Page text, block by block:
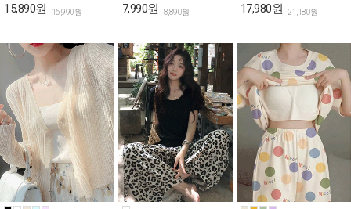
15,890원 16,990원 7,990원 8,890원 17,980원 21,180원